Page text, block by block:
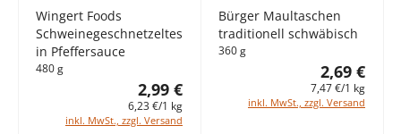
Wingert Foods
Schweinegeschnetzeltes
in Pfeffersauce
480 g
2,99 €
6,23 €/1 kg
inkl. MwSt., zzgl. Versand
Bürger Maultaschen
traditionell schwäbisch
360 g
2,69 €
7,47 €/1 kg
inkl. MwSt., zzgl. Versand